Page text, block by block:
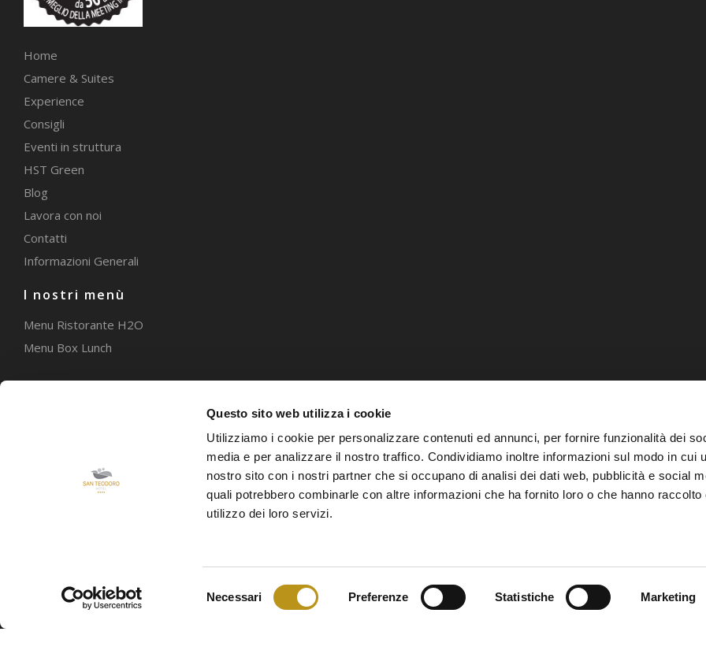
Questo sito web utilizza i cookie
Utilizziamo i cookie per personalizzare contenuti ed annunci, per fornire funzionalità dei
media e per analizzare il nostro traffico. Condividiamo inoltre informazioni sul modo in cui
nostro sito con i nostri partner che si occupano di analisi dei dati web, pubblicità e social
quali potrebbero combinarle con altre informazioni che ha fornito loro o che hanno raccolto
utilizzo dei loro servizi.
Necessari Preferenze Statistiche Marketing
Home
Camere & Suites
Experience
Consigli
Eventi in struttura
HST Green
Blog
Lavora con noi
Contatti
Informazioni Generali
I nostri menù
Menu Ristorante H2O
Menu Box Lunch
Cookie
AMADEUS GDS: WV OLBHOT